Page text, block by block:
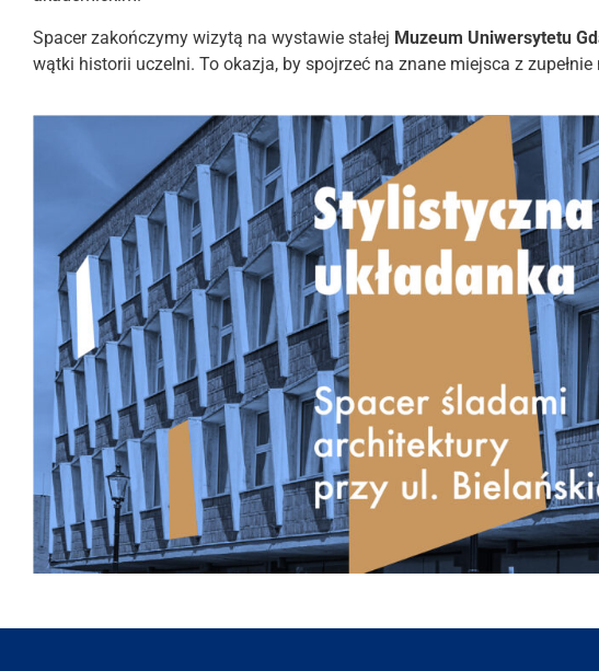
Spacer zakończymy wizytą na wystawie stałej Muzeum Uniwersytetu
wątki historii uczelni. To okazja, by spojrzeć na znane miejsca z zupełnie